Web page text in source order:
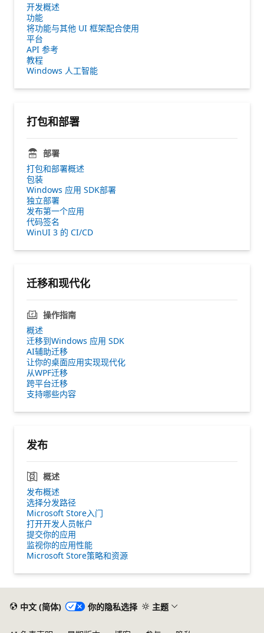
开发概述
功能
将功能与其他 UI 框架配合使用
平台
API 参考
教程
Windows 人工智能
打包和部署
部署
打包和部署概述
包装
Windows 应用 SDK部署
独立部署
发布第一个应用
代码签名
WinUI 3 的 CI/CD
迁移和现代化
操作指南
概述
迁移到Windows 应用 SDK
AI辅助迁移
让你的桌面应用实现现代化
从WPF迁移
跨平台迁移
支持哪些内容
发布
概述
发布概述
选择分发路径
Microsoft Store入门
打开开发人员帐户
提交你的应用
监视你的应用性能
Microsoft Store策略和资源
中文 (简体) 你的隐私选择 主题